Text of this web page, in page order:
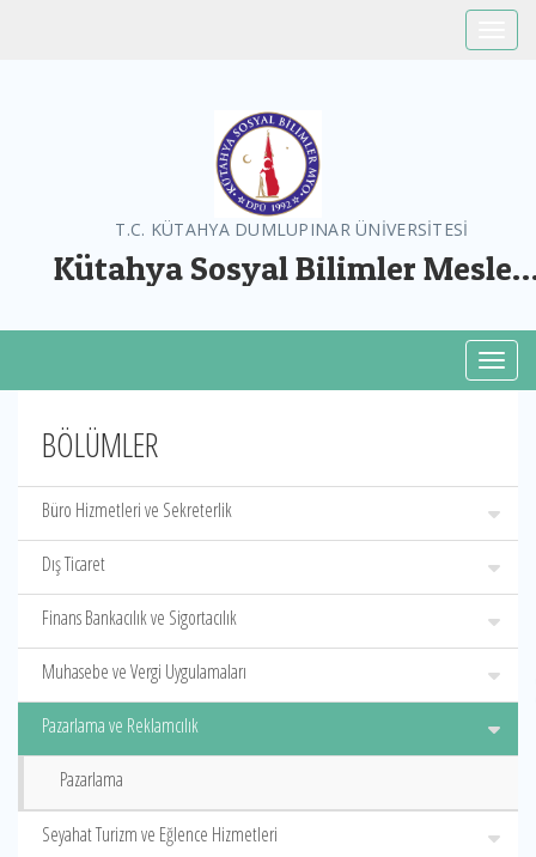
T.C. KÜTAHYA DUMLUPINAR ÜNİVERSİTESİ
Kütahya Sosyal Bilimler Meslek
BÖLÜMLER
Büro Hizmetleri ve Sekreterlik
Dış Ticaret
Finans Bankacılık ve Sigortacılık
Muhasebe ve Vergi Uygulamaları
Pazarlama ve Reklamcılık
Pazarlama
Seyahat Turizm ve Eğlence Hizmetleri